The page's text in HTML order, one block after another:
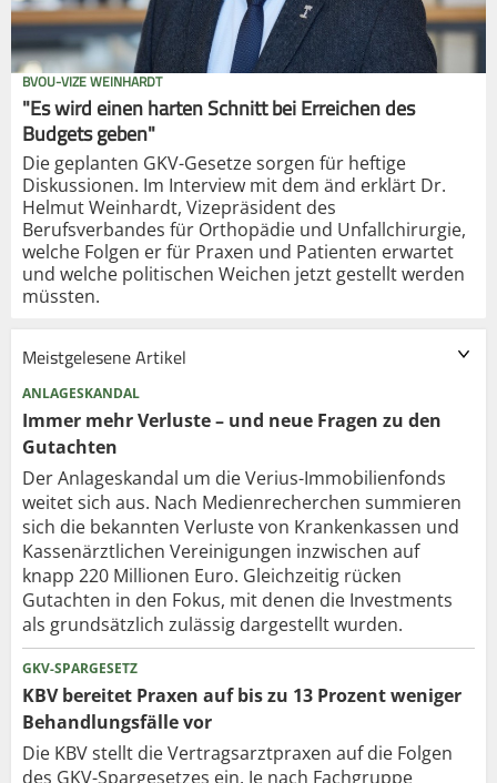
BVOU-VIZE WEINHARDT
"Es wird einen harten Schnitt bei Erreichen des
Budgets geben"
Die geplanten GKV-Gesetze sorgen für heftige
Diskussionen. Im Interview mit dem änd erklärt Dr.
Helmut Weinhardt, Vizepräsident des
Berufsverbandes für Orthopädie und Unfallchirurgie,
welche Folgen er für Praxen und Patienten erwartet
und welche politischen Weichen jetzt gestellt werden
müssten.
Meistgelesene Artikel
ANLAGESKANDAL
Immer mehr Verluste – und neue Fragen zu den
Gutachten
Der Anlageskandal um die Verius-Immobilienfonds
weitet sich aus. Nach Medienrecherchen summieren
sich die bekannten Verluste von Krankenkassen und
Kassenärztlichen Vereinigungen inzwischen auf
knapp 220 Millionen Euro. Gleichzeitig rücken
Gutachten in den Fokus, mit denen die Investments
als grundsätzlich zulässig dargestellt wurden.
GKV-SPARGESETZ
KBV bereitet Praxen auf bis zu 13 Prozent weniger
Behandlungsfälle vor
Die KBV stellt die Vertragsarztpraxen auf die Folgen
des GKV-Spargesetzes ein. Je nach Fachgruppe